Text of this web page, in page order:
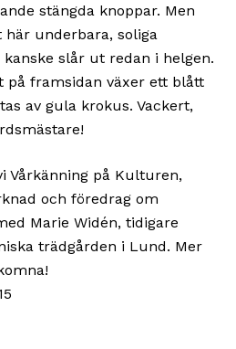
stängda knoppar. Men
underbara, soliga
slår ut redan i helgen.
på framsidan växer ett blått
av gula krokus. Vackert,
Vårkänning på Kulturen,
och föredrag om
Marie Widén, tidigare
trädgården i Lund. Mer